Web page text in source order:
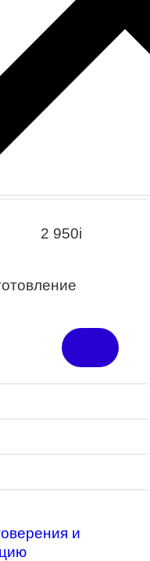
модель
Экспресс”.
2 950i
и